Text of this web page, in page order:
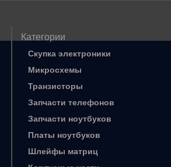
Категории
Скупка электроники
Микросхемы
Транзисторы
Запчасти телефонов
Запчасти ноутбуков
Платы ноутбуков
Шлейфы матриц